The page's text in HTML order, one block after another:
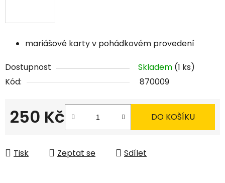
mariášové karty v pohádkovém provedení
Dostupnost Skladem (1 ks)
Kód:
870009
250 Kč DO KOŠÍKU
Tisk Zeptat se Sdílet